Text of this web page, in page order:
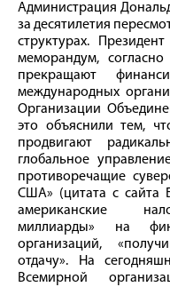
Администрация
за десятилетия
структурах.
меморандум,
прекращают
международных
Организации
это объяснили тем,
продвигают
глобальное
противоречащие
США» (цитата с сайта
американские
миллиарды» на
организаций,
отдачу». На
Всемирной